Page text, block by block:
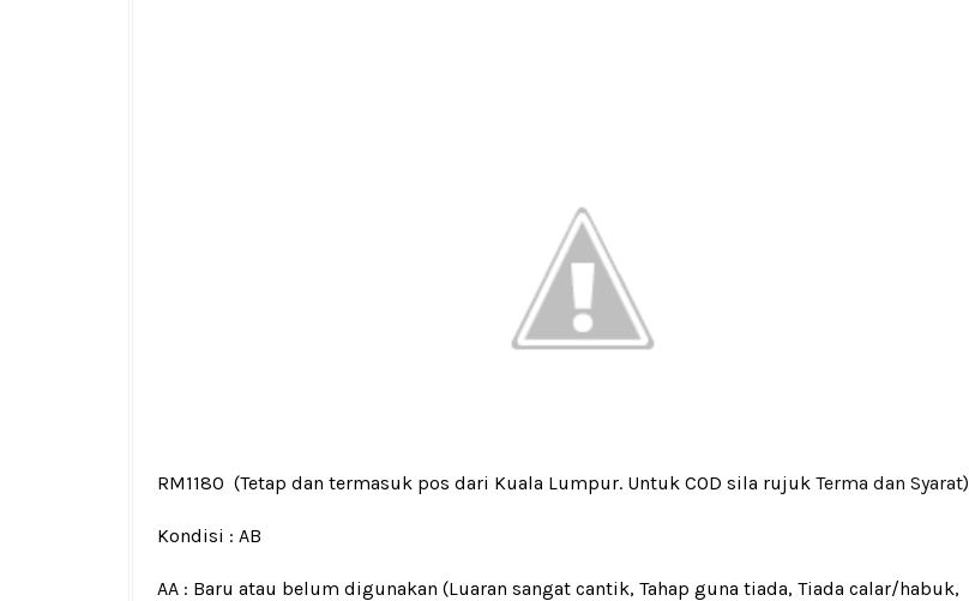
RM1180 (Tetap dan termasuk pos dari Kuala Lumpur. Untuk COD sila rujuk Terma dan Syarat)
Kondisi : AB
AA : Baru atau belum digunakan (Luaran sangat cantik, Tahap guna tiada, Tiada calar/habuk,